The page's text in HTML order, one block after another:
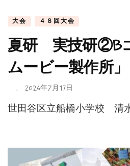
大会 ４８回大会
夏研 実技研②B
ムービー製作所」
、 2026年7月17日
世田谷区立船橋小学校 清